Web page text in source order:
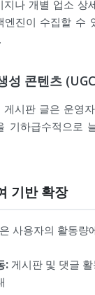
나 개별 업소 상
엔진이 수집할 수
성 콘텐츠
시판 글은 운영
기하급수적으로
기반 확장
사용자의 활동량
: 게시판 및 댓글